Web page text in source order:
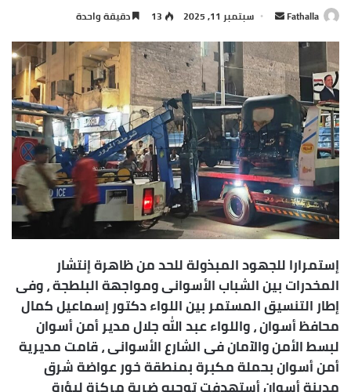
Fathalla
س
ل
ب
ر
د
ا
إ
ل
ك
ت
ر
و
ن
ي
ا
سبتمبر 11, 2025 13 دقيقة واحدة
إستمرارا للجهود المبذولة للحد من ظاهرة إنتشار
المخدرات بين الشباب الأسوانى ومواجهة البلطجة ، وفى
إطار التنسيق المستمر بين اللواء دكتور إسماعيل كمال
محافظ أسوان ، واللواء عبد الله جلال مدير أمن أسوان
لبسط الأمن والآمان فى الشارع الأسوانى ، قامت مديرية
أمن أسوان بحملة مكبرة بمنطقة خور عواضة شرق